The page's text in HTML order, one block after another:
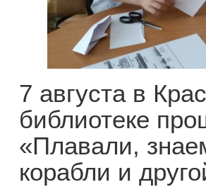
7 августа в
библиотеке
«Плавали,
корабли и